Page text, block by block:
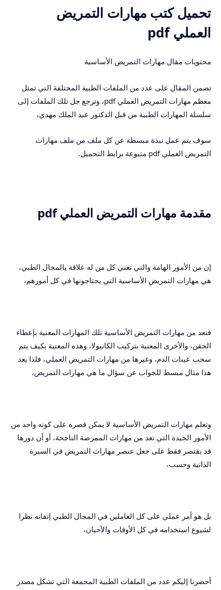
تحميل كتب مهارات التمريض
العملي pdf
محتويات مقال مهارات التمريض الأساسية
تضمن المقال على عدد من الملفات الطبية المختلفة التي تمثل
معظم مهارات التمريض العملي pdf، وترجع جل تلك الملفات إلى
سلسلة المهارات الطبية من قبل الدكتور عبد الملك مهدي،
سوف يتم عمل نبذة مبسطة عن كل ملف من ملف مهارات
التمريض العملي pdf متبوعة برابط التحميل.
مقدمة مهارات التمريض العملي pdf
إن من الأمور الهامة والتي تعني كل من له علاقة بالمجال الطبي،
هي مهارات التمريض الأساسية التي يحتاجونها في كل أمورهم،
فتعد من مهارات التمريض الأساسية تلك المهارات المعنية بإعطاء
الحقن، والأخرى المعنية بتركيب الكانيولا، وهذه المعنية بكيف يتم
سحب عينات الدم، وغيرها من مهارات التمريض العملي، فلذا يعد
هذا مثال مبسط للجواب عن سؤال ما هي مهارات التمريض،
وتعلم مهارات التمريض الأساسية لا يمكن قصره على كونه واحد من
الأمور الجيدة التي تعد من مهارات الممرضة الناجحة، أو أن دورها
قد يقتصر فقط على جعل عنصر مهارات التمريض في السيرة
الذاتية وحسب،
بل هو أمر عملي على كل العاملين في المجال الطبي إتقانه نظرا
لشيوع استخدامه في كل الأوقات والأحيان،
أحضرنا إليكم عدد من الملفات الطبية المجمعة التي تشكل مصدر